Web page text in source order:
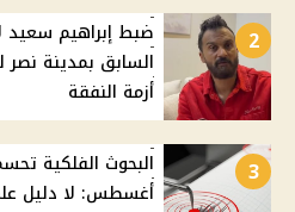
2
ضبط إبراهيم سعيد
السابق بمدينة
أزمة النفقة
3
أغسطس: لا دليل